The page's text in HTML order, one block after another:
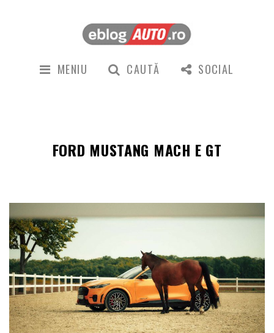
MENIU CAUTĂ SOCIAL
FORD MUSTANG MACH E GT